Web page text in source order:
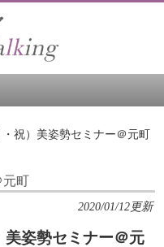
祝）美姿勢セミナー＠元町
元町
2020/01/12更新
姿勢セミナー＠元